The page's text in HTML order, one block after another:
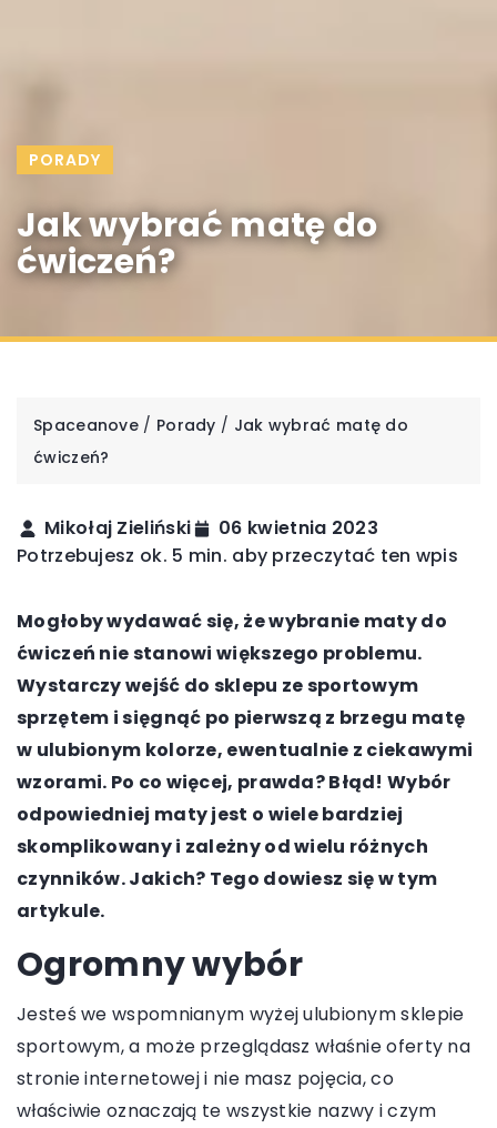
PORADY
Jak wybrać matę do
ćwiczeń?
Spaceanove / Porady / Jak wybrać matę do
ćwiczeń?
Mikołaj Zieliński
06 kwietnia 2023
Potrzebujesz ok. 5 min. aby przeczytać ten wpis
Mogłoby wydawać się, że wybranie maty do
ćwiczeń nie stanowi większego problemu.
Wystarczy wejść do sklepu ze sportowym
sprzętem i sięgnąć po pierwszą z brzegu matę
w ulubionym kolorze, ewentualnie z ciekawymi
wzorami. Po co więcej, prawda? Błąd! Wybór
odpowiedniej maty jest o wiele bardziej
skomplikowany i zależny od wielu różnych
czynników. Jakich? Tego dowiesz się w tym
artykule.
Ogromny wybór
Jesteś we wspomnianym wyżej ulubionym sklepie
sportowym, a może przeglądasz właśnie oferty na
stronie internetowej i nie masz pojęcia, co
właściwie oznaczają te wszystkie nazwy i czym